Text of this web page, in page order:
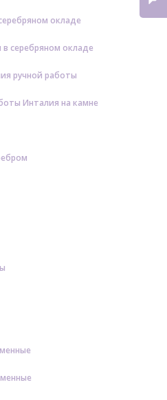
окладе
серебряном окладе
ручной работы
Инталия на камне